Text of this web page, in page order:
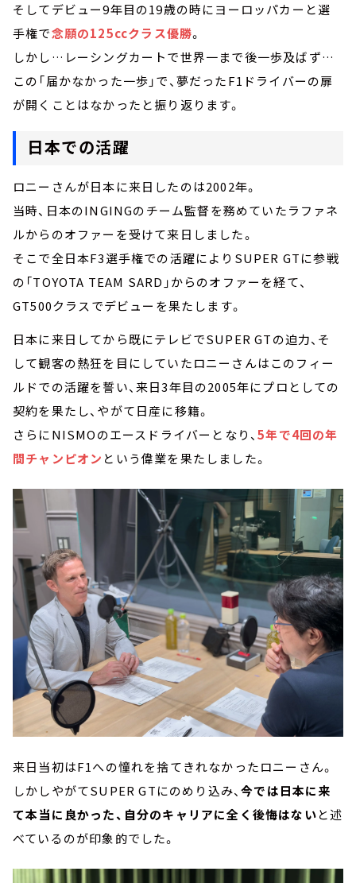
そしてデビュー9年目の19歳の時にヨーロッパカーと選
手権で念願の125ccクラス優勝。
しかし…レーシングカートで世界一まで後一歩及ばず…
この「届かなかった一歩」で、夢だったF1ドライバーの扉
が開くことはなかったと振り返ります。
日本での活躍
ロニーさんが日本に来日したのは2002年。
当時、日本のINGINGのチーム監督を務めていたラファネ
ルからのオファーを受けて来日しました。
そこで全日本F3選手権での活躍によりSUPER GTに参戦
の「TOYOTA TEAM SARD」からのオファーを経て、
GT500クラスでデビューを果たします。
日本に来日してから既にテレビでSUPER GTの迫力、そ
して観客の熱狂を目にしていたロニーさんはこのフィー
ルドでの活躍を誓い、来日3年目の2005年にプロとしての
契約を果たし、やがて日産に移籍。
さらにNISMOのエースドライバーとなり、5年で4回の年
間チャンピオン という偉業を果たしました。
来日当初はF1への憧れを捨てきれなかったロニーさん。
しかしやがてSUPER GTにのめり込み、今では日本に来
て本当に良かった、自分のキャリアに全く後悔はないと述
べているのが印象的でした。